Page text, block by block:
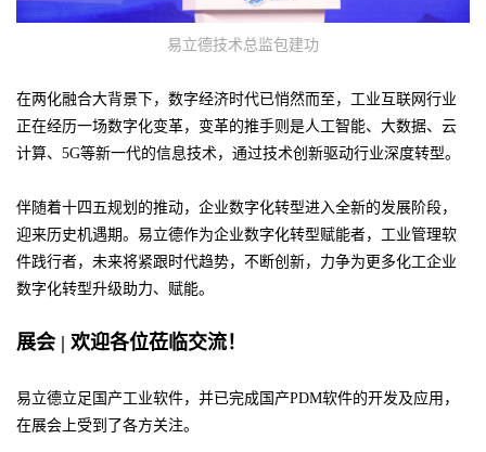
易立德技术总监包建功
在两化融合大背景下，数字经济时代已悄然而至，工业互联网行业
正在经历一场数字化变革，变革的推手则是人工智能、大数据、云
计算、5G等新一代的信息技术，通过技术创新驱动行业深度转型。
伴随着十四五规划的推动，企业数字化转型进入全新的发展阶段，
迎来历史机遇期。易立德作为企业数字化转型赋能者，工业管理软
件践行者，未来将紧跟时代趋势，不断创新，力争为更多化工企业
数字化转型升级助力、赋能。
展会 | 欢迎各位莅临交流！
易立德立足国产工业软件，并已完成国产PDM软件的开发及应用，
在展会上受到了各方关注。